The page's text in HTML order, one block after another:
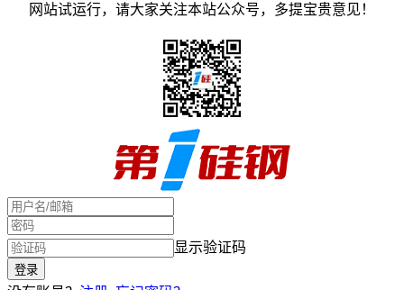
网站试运行，请大家关注本站公众号，多提宝贵意见！
显示验证码